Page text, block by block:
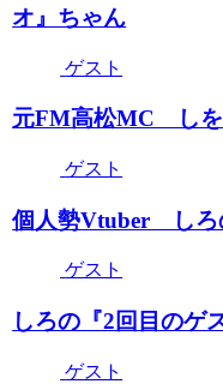
オ』ちゃん
ゲスト
元FM高松MC しを
ゲスト
個人勢Vtuber しろ
ゲスト
しろの『2回目のゲ
ゲスト